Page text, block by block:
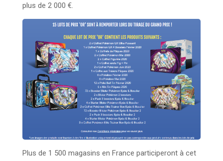
plus de 2 000 €.
Plus de 1 500 magasins en France participeront à cet